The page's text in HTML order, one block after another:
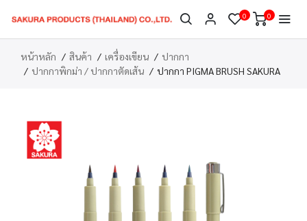
0 0
หน้าหลัก สินค้า เครื่องเขียน
ปากกา
ปากกาพิกม่า / ปากกาตัดเส้น
ปากกา PIGMA BRUSH SAKURA